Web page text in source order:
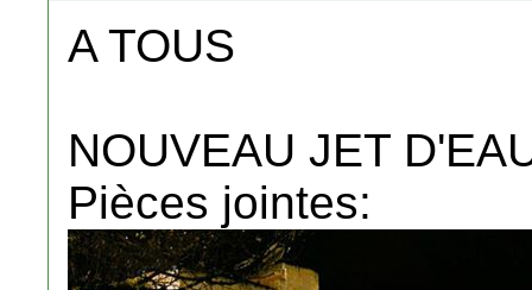
A TOUS
NOUVEAU JET
Pièces jointes: